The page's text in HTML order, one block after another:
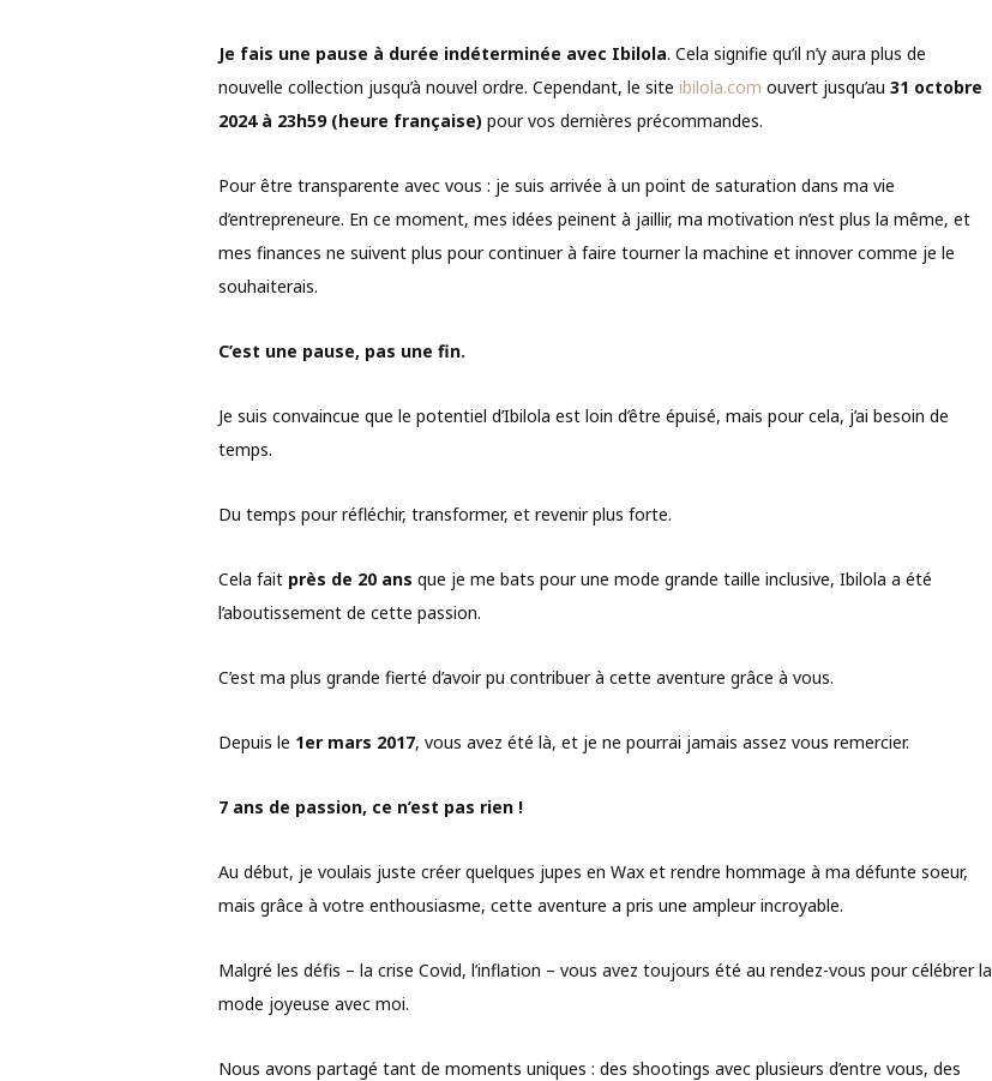
Je fais une pause à durée indéterminée avec Ibilola. Cela signifie qu’il n’y aura plus de
nouvelle collection jusqu’à nouvel ordre. Cependant, le site ibilola.com ouvert jusqu’au 31 octobre
2024 à 23h59 (heure française)pour vos dernières précommandes.
Pour être transparente avec vous : je suis arrivée à un point de saturation dans ma vie
d’entrepreneure. En ce moment, mes idées peinent à jaillir, ma motivation n’est plus la même, et
mes finances ne suivent plus pour continuer à faire tourner la machine et innover comme je le
souhaiterais.
C’est une pause, pas une fin.
Je suis convaincue que le potentiel d’Ibilola est loin d’être épuisé, mais pour cela, j’ai besoin de
temps.
Du temps pour réfléchir, transformer, et revenir plus forte.
Cela fait près de 20 ans que je me bats pour une mode grande taille inclusive, Ibilola a été
l’aboutissement de cette passion.
C’est ma plus grande fierté d’avoir pu contribuer à cette aventure grâce à vous.
Depuis le 1er mars 2017, vous avez été là, et je ne pourrai jamais assez vous remercier.
7 ans de passion, ce n’est pas rien !
Au début, je voulais juste créer quelques jupes en Wax et rendre hommage à ma défunte soeur,
mais grâce à votre enthousiasme, cette aventure a pris une ampleur incroyable.
Malgré les défis – la crise Covid, l’inflation – vous avez toujours été au rendez-vous pour célébrer la
mode joyeuse avec moi.
Nous avons partagé tant de moments uniques : des shootings avec plusieurs d’entre vous, des